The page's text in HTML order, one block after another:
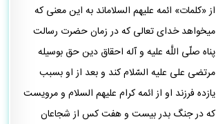
از «كلمات» ائمه عليهم السلام‏اند به اين معنى كه
ميخواهد خداى تعالى كه در زمان حضرت رسالت
پناه صلّى اللَّه عليه و آله احقاق دين حق بوسيله
مرتضى على عليه السّلام كند و بعد از او بسبب
يازده فرزند او از ائمه كرام عليهم السلام و مرويست
كه در جنگ بدر بيست و هفت كس از شجاعان